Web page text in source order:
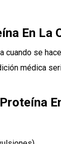
En La
se
médica